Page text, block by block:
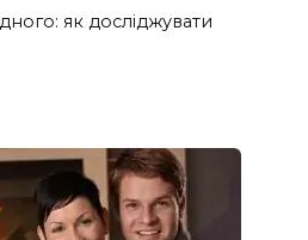
як досліджувати